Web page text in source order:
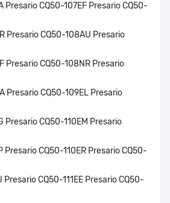
Presario CQ50-107EF Presario CQ50-
Presario CQ50-108AU Presario
Presario CQ50-108NR Presario
Presario CQ50-109EL Presario
Presario CQ50-110EM Presario
Presario CQ50-110ER Presario CQ50-
Presario CQ50-111EE Presario CQ50-